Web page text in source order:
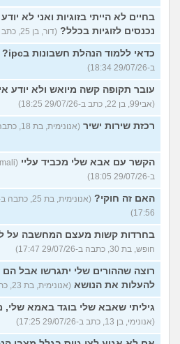
בחיים לא הייתי בזוגיות ואני לא
נכנסים לזוגיות בכלל? (דור, בן 25, כתב ב-29/07/26 18:43)
כדאי ללמוד הנהלת חשבונות בipc?
ב-29/07/26 18:34)
עובר תקופה קשה מיואש ולא יודע
(אבי99, בן 22, כתב ב-29/07/26 18:25)
רכזת שירות ישיר (אנונימית, בת 18, כתבה ב-29/07/26 18:16)
הקשר עם אבא שלי מכביד עליי
ב-29/07/26 18:05)
האם זה חוקי?
17:56)
בחרדות קשות מעצם המחשבה על
חופש, בת 30, כתבה ב-29/07/26 17:47)
רוצה שההורים שלי יתגרשו אבל
להעלות את הנושא (אנונימית, בת 23, כתבה ב-29/07/26 17:36)
גיליתי שאבא שלי בוגד באמא
(אנונימי, בן 13, כתב ב-29/07/26 17:25)